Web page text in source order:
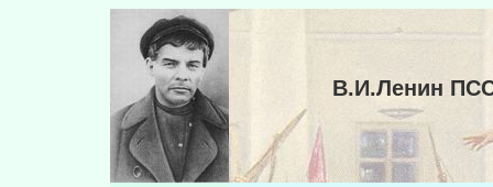
В.И.Ленин